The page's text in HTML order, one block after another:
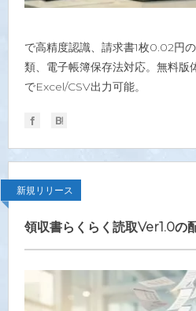
で高精度認識、請求書1枚0.02円
類、電子帳簿保存法対応。無料
でExcel/CSV出力可能。
新規リリース
領収書らくらく読取Ver1.0の